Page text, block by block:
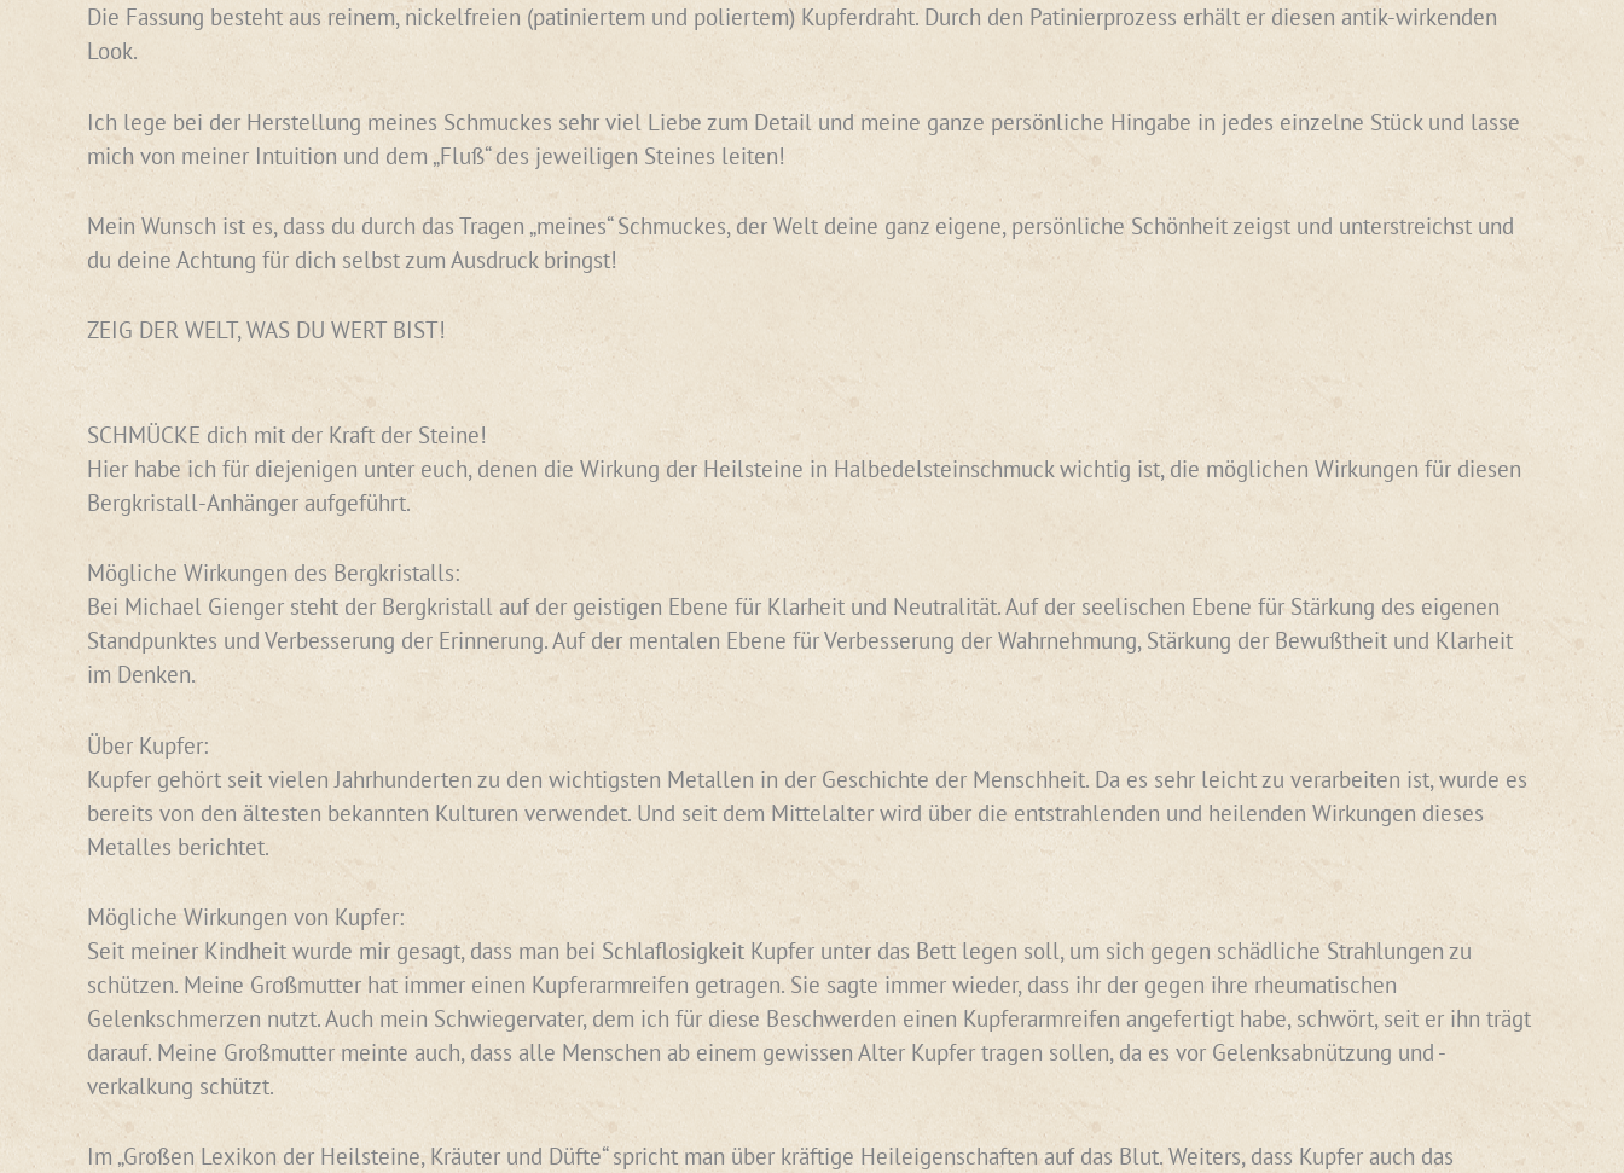
Die Fassung besteht aus reinem, nickelfreien (patiniertem und poliertem) Kupferdraht. Durch den Patinierprozess erhält er diesen antik-wirkenden
Look.
Ich lege bei der Herstellung meines Schmuckes sehr viel Liebe zum Detail und meine ganze persönliche Hingabe in jedes einzelne Stück und lasse
mich von meiner Intuition und dem „Fluß“ des jeweiligen Steines leiten!
Mein Wunsch ist es, dass du durch das Tragen „meines“ Schmuckes, der Welt deine ganz eigene, persönliche Schönheit zeigst und unterstreichst und
du deine Achtung für dich selbst zum Ausdruck bringst!
ZEIG DER WELT, WAS DU WERT BIST!
SCHMÜCKE dich mit der Kraft der Steine!
Hier habe ich für diejenigen unter euch, denen die Wirkung der Heilsteine in Halbedelsteinschmuck wichtig ist, die möglichen Wirkungen für diesen
Bergkristall-Anhänger aufgeführt.
Mögliche Wirkungen des Bergkristalls:
Bei Michael Gienger steht der Bergkristall auf der geistigen Ebene für Klarheit und Neutralität. Auf der seelischen Ebene für Stärkung des eigenen
Standpunktes und Verbesserung der Erinnerung. Auf der mentalen Ebene für Verbesserung der Wahrnehmung, Stärkung der Bewußtheit und Klarheit
im Denken.
Über Kupfer:
Kupfer gehört seit vielen Jahrhunderten zu den wichtigsten Metallen in der Geschichte der Menschheit. Da es sehr leicht zu verarbeiten ist, wurde es
bereits von den ältesten bekannten Kulturen verwendet. Und seit dem Mittelalter wird über die entstrahlenden und heilenden Wirkungen dieses
Metalles berichtet.
Mögliche Wirkungen von Kupfer:
Seit meiner Kindheit wurde mir gesagt, dass man bei Schlaflosigkeit Kupfer unter das Bett legen soll, um sich gegen schädliche Strahlungen zu
schützen. Meine Großmutter hat immer einen Kupferarmreifen getragen. Sie sagte immer wieder, dass ihr der gegen ihre rheumatischen
Gelenkschmerzen nutzt. Auch mein Schwiegervater, dem ich für diese Beschwerden einen Kupferarmreifen angefertigt habe, schwört, seit er ihn trägt
darauf. Meine Großmutter meinte auch, dass alle Menschen ab einem gewissen Alter Kupfer tragen sollen, da es vor Gelenksabnützung und -
verkalkung schützt.
Im „Großen Lexikon der Heilsteine, Kräuter und Düfte“ spricht man über kräftige Heileigenschaften auf das Blut. Weiters, dass Kupfer auch das